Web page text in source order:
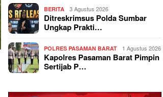
BERITA 3 Agustus 2026
Ditreskrimsus Polda Sumbar
Ungkap Prakti…
POLRES PASAMAN BARAT 1 Agustus 2026
Kapolres Pasaman Barat Pimpin
Sertijab P…